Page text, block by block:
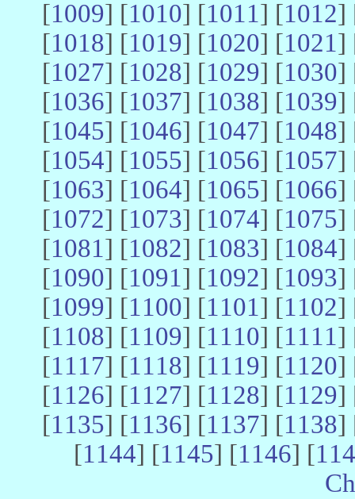
[1009] [1010] [1011] [1012]
[1018] [1019] [1020] [1021]
[1027] [1028] [1029] [1030]
[1036] [1037] [1038] [1039]
[1045] [1046] [1047] [1048]
[1054] [1055] [1056] [1057]
[1063] [1064] [1065] [1066]
[1072] [1073] [1074] [1075]
[1081] [1082] [1083] [1084]
[1090] [1091] [1092] [1093]
[1099] [1100] [1101] [1102]
[1108] [1109] [1110] [1111]
[1117] [1118] [1119] [1120]
[1126] [1127] [1128] [1129]
[1135] [1136] [1137] [1138]
[1144] [1145] [1146] [